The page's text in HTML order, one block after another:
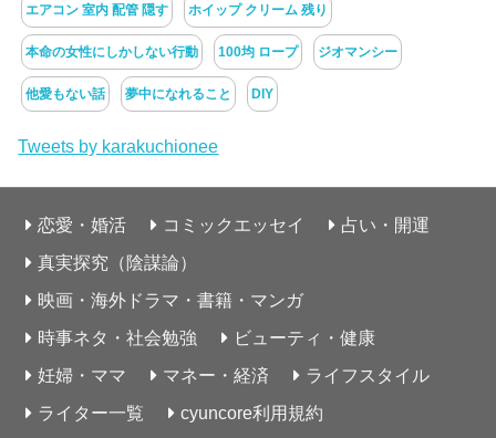
エアコン 室内 配管 隠す ホイップ クリーム 残り
本命の女性にしかしない行動 100均 ロープ ジオマンシー
他愛もない話 夢中になれること DIY
Tweets by karakuchionee
恋愛・婚活 コミックエッセイ
占い・開運
真実探究（陰謀論）
映画・海外ドラマ・書籍・マンガ
時事ネタ・社会勉強
ビューティ・健康
妊婦・ママ
マネー・経済
ライフスタイル
ライター一覧
cyuncore利用規約